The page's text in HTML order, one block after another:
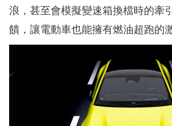
浪，甚至會模擬變速箱換檔時的牽
饋，讓電動車也能擁有燃油超跑的激